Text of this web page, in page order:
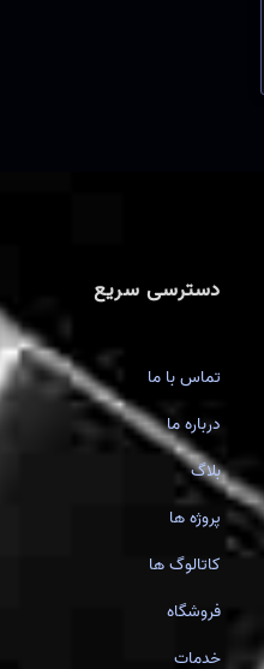
دسترسی سریع
تماس با ما
درباره ما
بلاگ
پروژه ها
کاتالوگ ها
فروشگاه
خدمات